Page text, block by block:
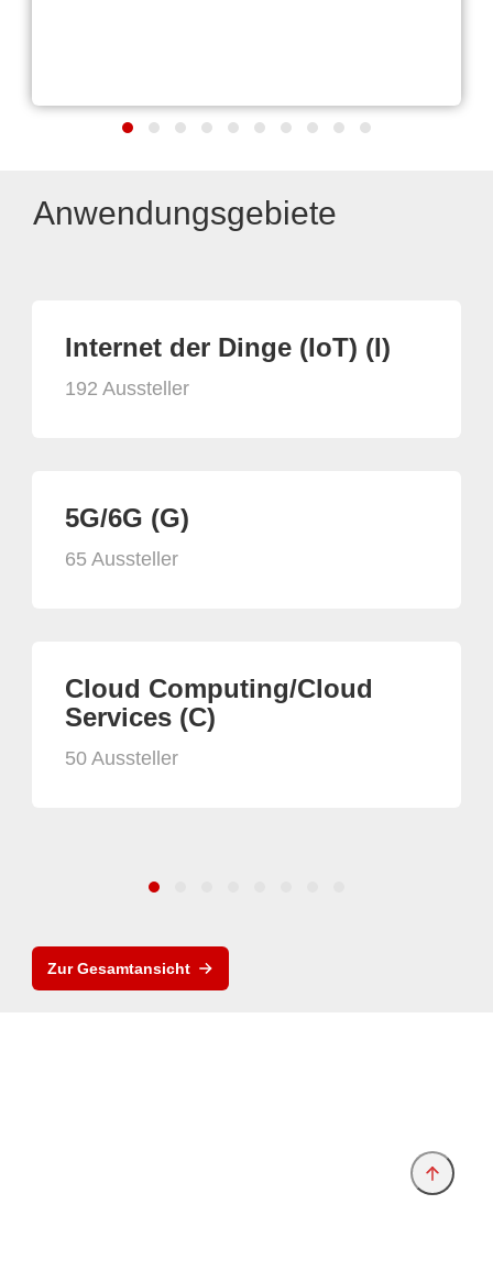
Anwendungsgebiete
Internet der Dinge (IoT) (I)
192 Aussteller
5G/6G (G)
65 Aussteller
Cloud Computing/Cloud
Services (C)
50 Aussteller
Zur Gesamtansicht